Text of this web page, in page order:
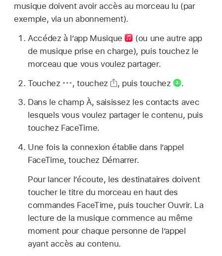
musique doivent avoir accès au morceau lu (par
exemple, via un abonnement).
Accédez à l’app Musique
(ou une autre app
de musique prise en charge), puis touchez le
morceau que vous voulez partager.
Touchez
,touchez , puis touchez
.
Dans le champ À, saisissez les contacts avec
lesquels vous voulez partager le contenu, puis
touchez FaceTime.
Une fois la connexion établie dans l’appel
FaceTime, touchez Démarrer.
Pour lancer l’écoute, les destinataires doivent
toucher le titre du morceau en haut des
commandes FaceTime, puis toucher Ouvrir. La
lecture de la musique commence au même
moment pour chaque personne de l’appel
ayant accès au contenu.